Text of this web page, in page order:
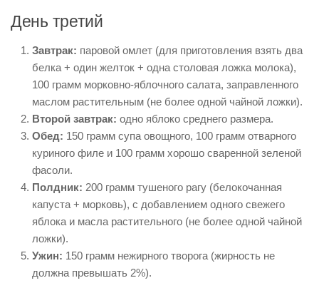
День третий
Завтрак: паровой омлет (для приготовления взять два
белка + один желток + одна столовая ложка молока),
100 грамм морковно-яблочного салата, заправленного
маслом растительным (не более одной чайной ложки).
Второй завтрак: одно яблоко среднего размера.
Обед: 150 грамм супа овощного, 100 грамм отварного
куриного филе и 100 грамм хорошо сваренной зеленой
фасоли.
Полдник: 200 грамм тушеного рагу (белокочанная
капуста + морковь), с добавлением одного свежего
яблока и масла растительного (не более одной чайной
ложки).
Ужин: 150 грамм нежирного творога (жирность не
должна превышать 2%).